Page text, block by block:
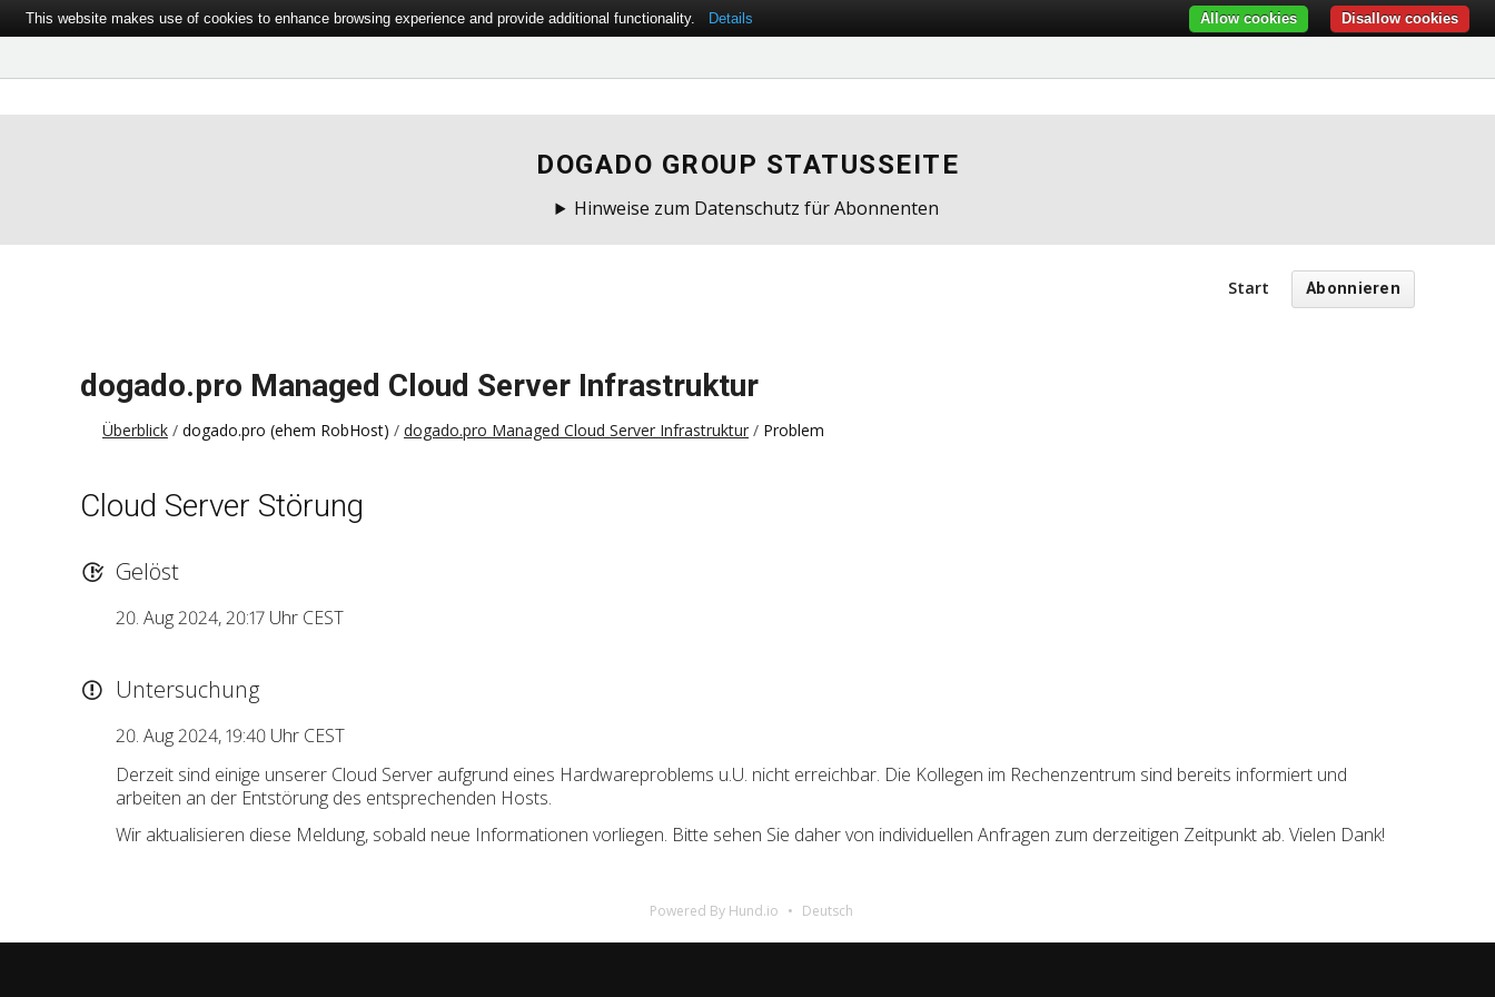
DOGADO GROUP STATUSSEITE
Hinweise zum Datenschutz für Abonnenten
Start Abonnieren
dogado.pro Managed Cloud Server Infrastruktur
Überblick dogado.pro (ehem RobHost) dogado.pro Managed Cloud Server Infrastruktur Problem
Cloud Server Störung
Gelöst
20. Aug 2024, 20:17 Uhr CEST
Untersuchung
20. Aug 2024, 19:40 Uhr CEST
Derzeit sind einige unserer Cloud Server aufgrund eines Hardwareproblems u.U. nicht erreichbar. Die Kollegen im Rechenzentrum sind bereits informiert und
arbeiten an der Entstörung des entsprechenden Hosts.
Wir aktualisieren diese Meldung, sobald neue Informationen vorliegen. Bitte sehen Sie daher von individuellen Anfragen zum derzeitigen Zeitpunkt ab. Vielen Dank!
Powered By Hund.io Deutsch
This website makes use of cookies to enhance browsing experience and provide additional functionality. Details Disallow cookies
Allow cookies